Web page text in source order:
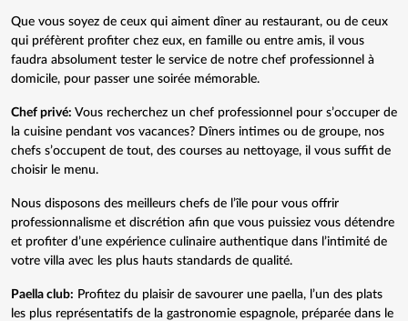
Que vous soyez de ceux qui aiment dîner au restaurant, ou de ceux
qui préfèrent profiter chez eux, en famille ou entre amis, il vous
faudra absolument tester le service de notre chef professionnel à
domicile, pour passer une soirée mémorable.
Chef privé: Vous recherchez un chef professionnel pour s’occuper de
la cuisine pendant vos vacances? Dîners intimes ou de groupe, nos
chefs s’occupent de tout, des courses au nettoyage, il vous suffit de
choisir le menu.
Nous disposons des meilleurs chefs de l’île pour vous offrir
professionnalisme et discrétion afin que vous puissiez vous détendre
et profiter d’une expérience culinaire authentique dans l’intimité de
votre villa avec les plus hauts standards de qualité.
Paella club: Profitez du plaisir de savourer une paella, l’un des plats
les plus représentatifs de la gastronomie espagnole, préparée dans le